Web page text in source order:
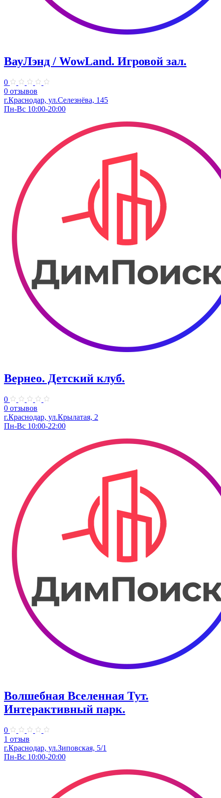
ВауЛэнд / WowLand. ​Игровой зал.
0
0 отзывов
г.Краснодар, ул.Селезнёва, 145
Пн-Вс 10:00-20:00
Вернео. Детский клуб.
0
0 отзывов
г.Краснодар, ул.Крылатая, 2
Пн-Вс 10:00-22:00
Волшебная Вселенная Тут.
Интерактивный парк.
0
1 отзыв
г.Краснодар, ул.Зиповская, 5/1
Пн-Вс 10:00-20:00